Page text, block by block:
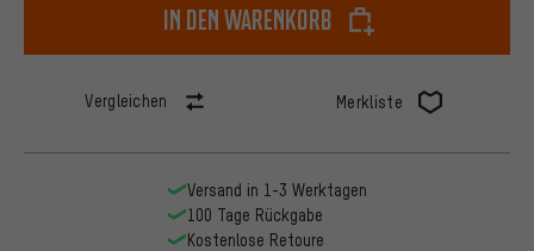
In den Warenkorb
Vergleichen Merkliste
Versand in 1-3 Werktagen
100 Tage Rückgabe
Kostenlose Retoure